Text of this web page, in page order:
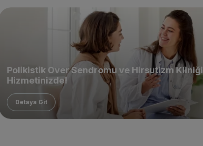
Polikistik Over Sendromu ve Hirsutizm Kliniği
Hizmetinizde!
Detaya Git